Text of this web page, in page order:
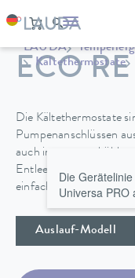
LAUDA
Kältethermostate
ECO
Die Kältethermostate
Pumpenanschlüssen
auch in
Entleerungshahn an
einfachen und sicheren
Auslauf-Modell
Die
Universa PRO